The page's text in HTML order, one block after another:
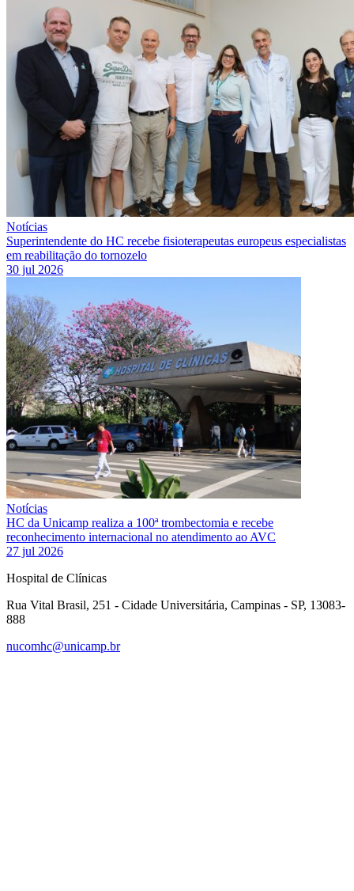
Notícias
Superintendente do HC recebe fisioterapeutas europeus especialistas
em reabilitação do tornozelo
30 jul 2026
Notícias
HC da Unicamp realiza a 100ª trombectomia e recebe
reconhecimento internacional no atendimento ao AVC
27 jul 2026
Hospital de Clínicas
Rua Vital Brasil, 251 - Cidade Universitária, Campinas - SP, 13083-
888
nucomhc@unicamp.br